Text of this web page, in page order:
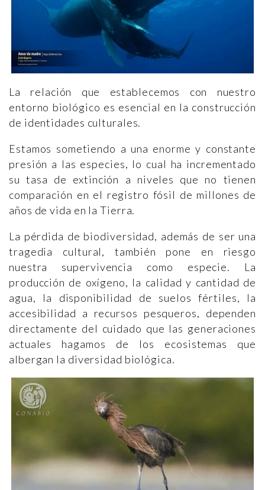
La relación que establecemos con nuestro
entorno biológico es esencial en la construcción
de identidades culturales.
Estamos sometiendo a una enorme y constante
presión a las especies, lo cual ha incrementado
su tasa de extinción a niveles que no tienen
comparación en el registro fósil de millones de
años de vida en la Tierra.
La pérdida de biodiversidad, además de ser una
tragedia cultural, también pone en riesgo
nuestra supervivencia como especie. La
producción de oxígeno, la calidad y cantidad de
agua, la disponibilidad de suelos fértiles, la
accesibilidad a recursos pesqueros, dependen
directamente del cuidado que las generaciones
actuales hagamos de los ecosistemas que
albergan la diversidad biológica.